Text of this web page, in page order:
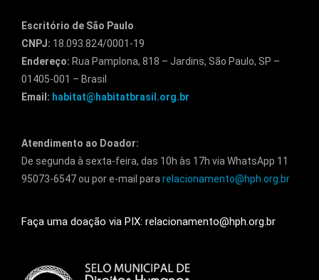
Escritório de São Paulo
CNPJ: 18.093.824/0001-19
Endereço: Rua Pamplona, 818 – Jardins, São Paulo, SP –
01405-001 – Brasil
Email: habitat@habitatbrasil.org.br
Atendimento ao Doador:
De segunda à sexta-feira, das 10h às 17h via WhatsApp 11
95073-6547 ou por e-mail para relacionamento@hph.org.br
Faça uma doação via PIX: relacionamento@hph.org.br